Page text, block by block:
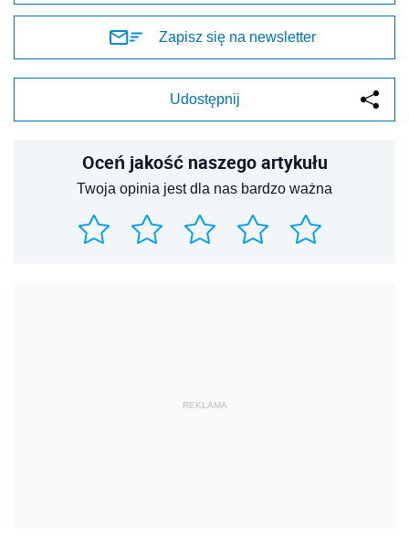
Zapisz się na newsletter
Udostępnij
Oceń jakość naszego artykułu
Twoja opinia jest dla nas bardzo ważna
REKLAMA